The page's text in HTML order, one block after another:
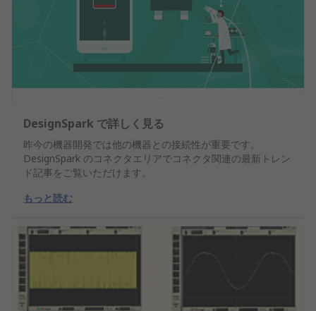
DesignSpark で詳しく見る
昨今の機器開発では他の機器との接続性が重要です。
DesignSpark のコネクタエリアでコネクタ関連の最新トレン
ド記事をご覧いただけます。
もっと読む